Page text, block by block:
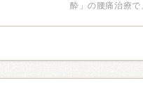
酔」の腰痛治療で